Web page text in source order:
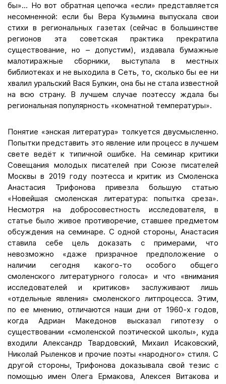
бы»... Но вот обратная цепочка «если» представляется
несомненной: если бы Вера Кузьмина выпускала свои
стихи в региональных газетах (сейчас в большинстве
регионов эта советская практика прекратила
существование, но – допустим), издавала бумажные
малотиражные сборники, выступала в местных
библиотеках и не выходила в Сеть, то, сколько бы ее ни
хвалил уральский Вася Булкин, она бы не стала известной
на всю страну. В лучшем случае поэтессу ждала бы
региональная популярность «комнатной температуры».
Понятие «энская литература» толкуется двусмысленно.
Попытки представить это явление или процесс в лучшем
свете ведёт к типичной ошибке. На семинар критики
Совещания молодых писателей при Союзе писателей
Москвы в 2019 году поэтесса и критик из Смоленска
Анастасия Трифонова привезла большую статью
«Новейшая смоленская литература: попытка среза».
Несмотря на добросовестность исследователя, в
статье было живое противоречие, ставшее предметом
обсуждения на семинаре. С одной стороны, Анастасия
ставила себе цель доказать с примерами, что
невозможно «даже призрачное предположение о
наличии сегодня какого-то особого общего
смоленского литературного голоса» и что «внимания
исследователей и критиков» заслуживают лишь
«отдельные явления» смоленского литпроцесса. Этим,
по ее мнению, отличаются наши дни от 1960-х годов,
когда Адриан Македонов высказал гипотезу о
существовании «смоленской поэтической школы», куда
входили Александр Твардовский, Михаил Исаковский,
Николай Рыленков и прочие поэты «народного» стиля. С
другой стороны, Трифонова доказывала свой тезис с
помощью имен Олега Ермакова, Алексея Витакова и